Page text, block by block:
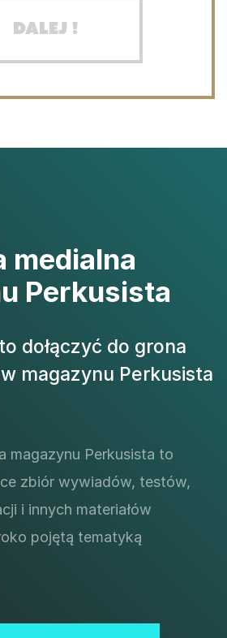
Dalej !
medialna
Perkusista
dołączyć do grona
magazynu Perkusista
magazynu Perkusista to
zbiór wywiadów, testów,
i innych materiałów
pojętą tematyką